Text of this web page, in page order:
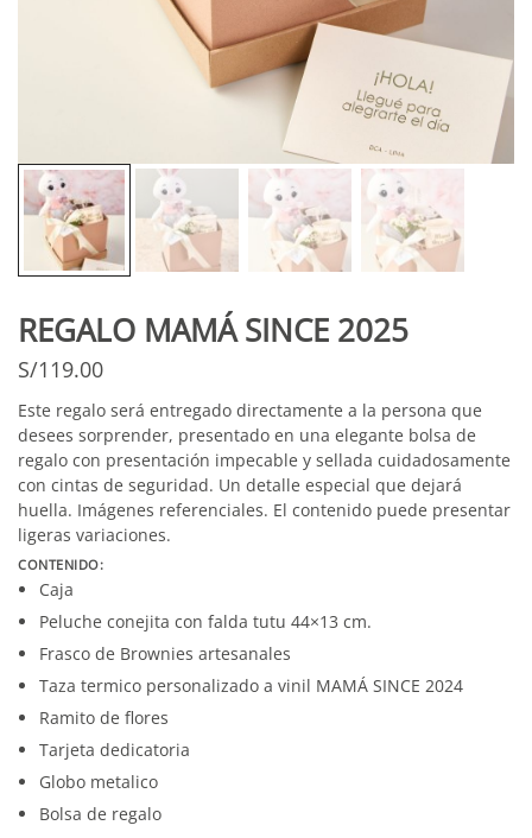
REGALO MAMÁ SINCE 2025
S/119.00
Este regalo será entregado directamente a la persona que
desees sorprender, presentado en una elegante bolsa de
regalo con presentación impecable y sellada cuidadosamente
con cintas de seguridad. Un detalle especial que dejará
huella. Imágenes referenciales. El contenido puede presentar
ligeras variaciones.
CONTENIDO:
Caja
Peluche conejita con falda tutu 44×13 cm.
Frasco de Brownies artesanales
Taza termico personalizado a vinil MAMÁ SINCE 2024
Ramito de flores
Tarjeta dedicatoria
Globo metalico
Bolsa de regalo